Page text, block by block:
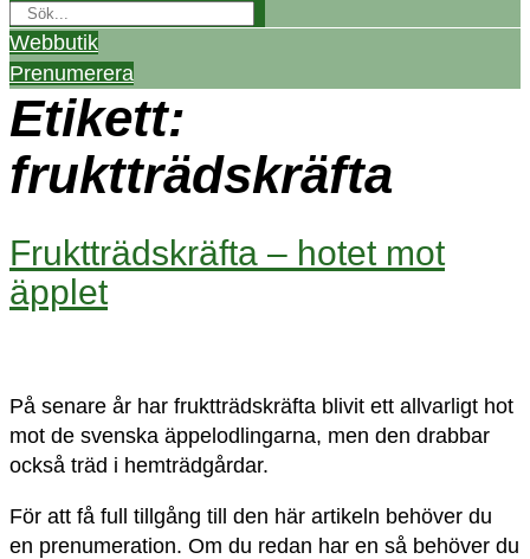
Webbutik
Prenumerera
Etikett:
fruktträdskräfta
Fruktträds­kräfta – hotet mot
äpplet
På senare år har fruktträdskräfta blivit ett allvarligt hot
mot de svenska äppelodlingarna, men den drabbar
också träd i hemträdgårdar.
För att få full tillgång till den här artikeln behöver du
en prenumeration. Om du redan har en så behöver du